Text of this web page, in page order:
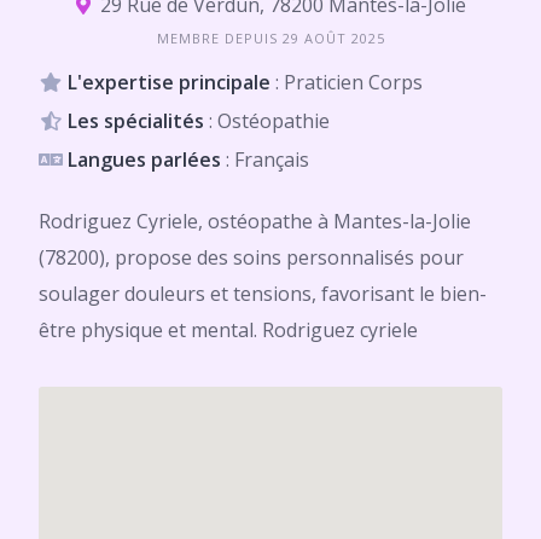
MEMBRE DEPUIS 29 AOÛT 2025
L'expertise principale : Praticien Corps
Les spécialités : Ostéopathie
Langues parlées : Français
Rodriguez Cyriele, ostéopathe à Mantes-la-Jolie
(78200), propose des soins personnalisés pour
soulager douleurs et tensions, favorisant le bien-
être physique et mental. Rodriguez cyriele